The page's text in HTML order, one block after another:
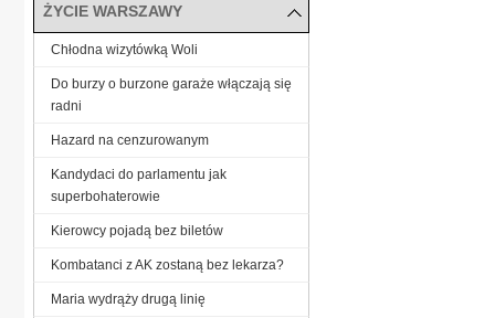
ŻYCIE WARSZAWY
Chłodna wizytówką Woli
Do burzy o burzone garaże włączają się
radni
Hazard na cenzurowanym
Kandydaci do parlamentu jak
superbohaterowie
Kierowcy pojadą bez biletów
Kombatanci z AK zostaną bez lekarza?
Maria wydrąży drugą linię